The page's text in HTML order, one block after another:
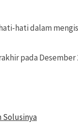
hati dalam
pada
Solusinya